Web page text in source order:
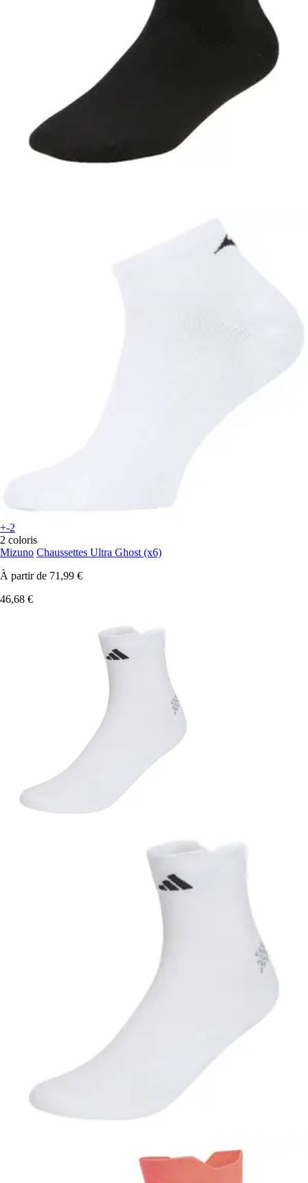
+-2
2 coloris
Mizuno Chaussettes Ultra Ghost (x6)
À partir de 71,99 €
46,68 €